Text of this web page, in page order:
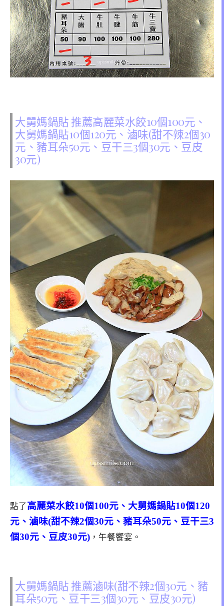
大舅媽鍋貼 推薦高麗菜水餃10個100元、
大舅媽鍋貼10個120元、滷味(甜不辣2個30
元、豬耳朵50元、豆干三3個30元、豆皮
30元)
點了高麗菜水餃10個100元、大舅媽鍋貼10個120
元、滷味(甜不辣2個30元、豬耳朵50元、豆干三3
個30元、豆皮30元) ，午餐饗宴。
大舅媽鍋貼 推薦滷味(甜不辣2個30元、豬
耳朵50元、豆干三3個30元、豆皮30元)